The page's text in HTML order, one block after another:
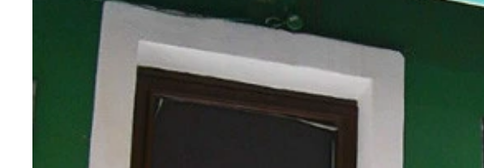
材料：ピスタチオ、馬肉、塩、胡椒、バンズ